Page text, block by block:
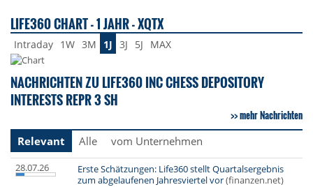
LIFE360 CHART - 1 JAHR - XQTX
Intraday 1W 3M 1J 3J 5J MAX
NACHRICHTEN ZU LIFE360 INC CHESS DEPOSITORY
INTERESTS REPR 3 SH
mehr Nachrichten
Relevant
Alle vom Unternehmen
28.07.26
Erste Schätzungen: Life360 stellt Quartalsergebnis
zum abgelaufenen Jahresviertel vor(finanzen.net)